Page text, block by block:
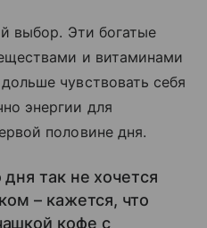
выбор. Эти богатые
и витаминами
чувствовать себя
энергии для
половине дня.
так не хочется
– кажется, что
кофе с